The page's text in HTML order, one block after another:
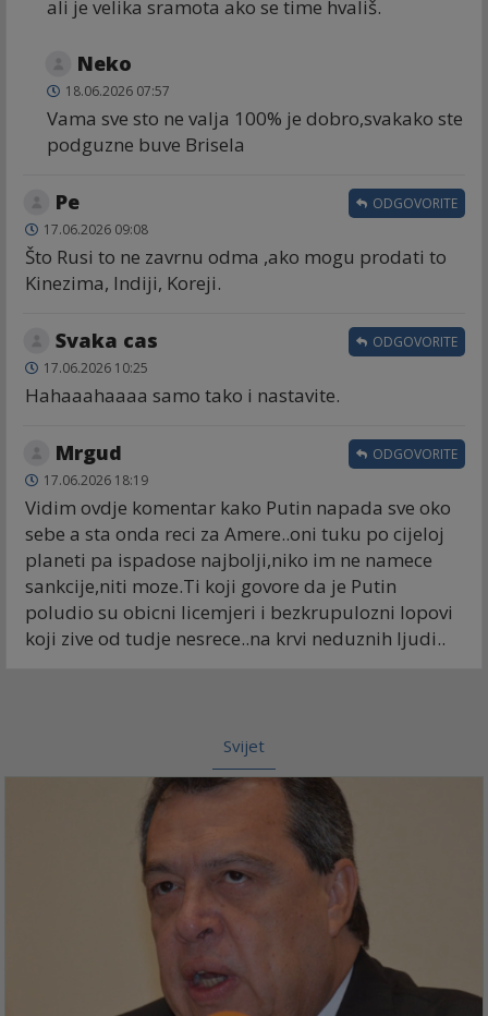
ali je velika sramota ako se time hvališ.
Neko
18.06.2026 07:57
Vama sve sto ne valja 100% je dobro,svakako ste
podguzne buve Brisela
Ре
17.06.2026 09:08
Što Rusi to ne zavrnu odma ,ako mogu prodati to
Kinezima, Indiji, Koreji.
ODGOVORITE
Svaka cas
17.06.2026 10:25
Hahaaahaaaa samo tako i nastavite.
ODGOVORITE
Mrgud
17.06.2026 18:19
Vidim ovdje komentar kako Putin napada sve oko
sebe a sta onda reci za Amere..oni tuku po cijeloj
planeti pa ispadose najbolji,niko im ne namece
sankcije,niti moze.Ti koji govore da je Putin
poludio su obicni licemjeri i bezkrupulozni lopovi
koji zive od tudje nesrece..na krvi neduznih ljudi..
ODGOVORITE
Svijet